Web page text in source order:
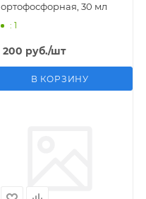
ортофосфорная, 30 мл
: 1
200 руб./шт
В КОРЗИНУ